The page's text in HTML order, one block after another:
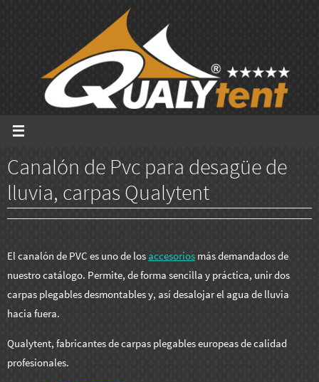
Canalón de Pvc para desagüe de
lluvia, carpas Qualytent
El canalón de PVC es uno de los accesorios más demandados de
nuestro catálogo. Permite, de forma sencilla y práctica, unir dos
carpas plegables desmontables y, así desalojar el agua de lluvia
hacia fuera.
Qualytent, fabricantes de carpas plegables europeas de calidad
profesionales.